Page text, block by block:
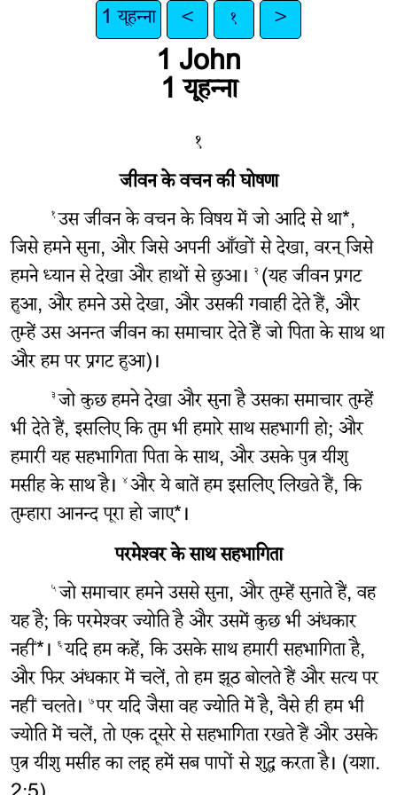
1 यूहन्ना < १ >
1 John
1 यूहन्ना
१
जीवन के वचन की घोषणा
१उस जीवन के वचन के विषय में जो आदि से था*,
जिसे हमने सुना, और जिसे अपनी आँखों से देखा, वरन् जिसे
हमने ध्यान से देखा और हाथों से छुआ। २(यह जीवन प्रगट
हुआ, और हमने उसे देखा, और उसकी गवाही देते हैं, और
तुम्हें उस अनन्त जीवन का समाचार देते हैं जो पिता के साथ था
और हम पर प्रगट हुआ)।
३जो कुछ हमने देखा और सुना है उसका समाचार तुम्हें
भी देते हैं, इसलिए कि तुम भी हमारे साथ सहभागी हो; और
हमारी यह सहभागिता पिता के साथ, और उसके पुत्र यीशु
मसीह के साथ है। ४और ये बातें हम इसलिए लिखते हैं, कि
तुम्हारा आनन्द पूरा हो जाए*।
परमेश्‍वर के साथ सहभागिता
५जो समाचार हमने उससे सुना, और तुम्हें सुनाते हैं, वह
यह है; कि परमेश्‍वर ज्योति है और उसमें कुछ भी अंधकार
नहीं*। ६यदि हम कहें, कि उसके साथ हमारी सहभागिता है,
और फिर अंधकार में चलें, तो हम झूठ बोलते हैं और सत्य पर
नहीं चलते। ७पर यदि जैसा वह ज्योति में है, वैसे ही हम भी
ज्योति में चलें, तो एक दूसरे से सहभागिता रखते हैं और उसके
पुत्र यीशु मसीह का लहू हमें सब पापों से शुद्ध करता है। (यशा.